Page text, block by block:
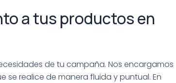
a tus productos en
de tu campaña. Nos encargamos
realice de manera fluida y puntual. En